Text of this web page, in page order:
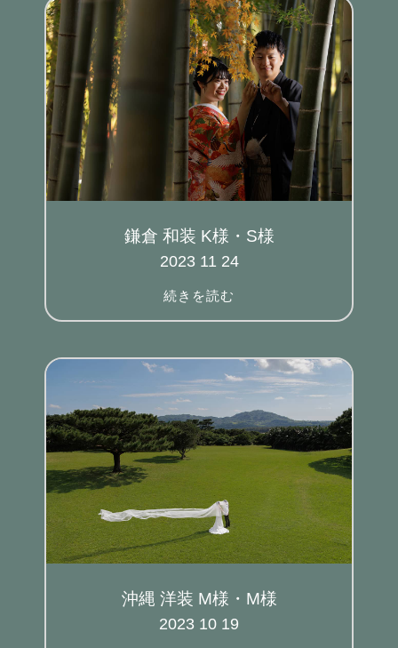
鎌倉 和装 K様・S様
2023 11 24
続きを読む
沖縄 洋装 M様・M様
2023 10 19